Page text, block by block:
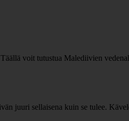
voit tutustua Malediivien
juuri sellaisena kuin se tulee.